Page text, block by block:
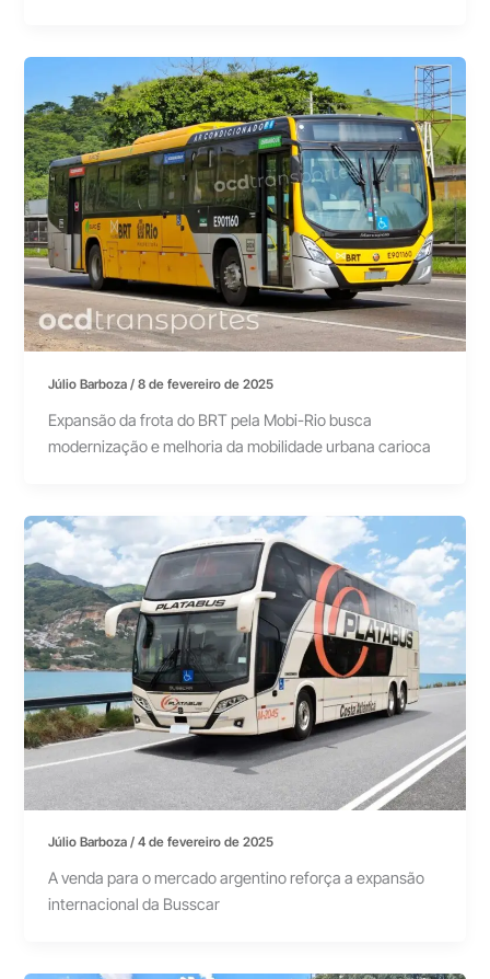
Júlio Barboza/8 de fevereiro de 2025
Expansão da frota do BRT pela Mobi-Rio busca
modernização e melhoria da mobilidade urbana carioca
Júlio Barboza/4 de fevereiro de 2025
A venda para o mercado argentino reforça a expansão
internacional da Busscar